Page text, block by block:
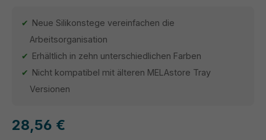
Neue Silikonstege vereinfachen die
Arbeitsorganisation
Erhältlich in zehn unterschiedlichen Farben
Nicht kompatibel mit älteren MELAstore Tray
Versionen
28,56 €